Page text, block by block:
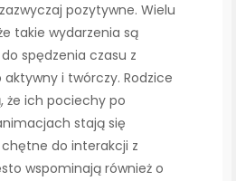
pozytywne. Wielu
takie wydarzenia są
spędzenia czasu z
i twórczy. Rodzice
że ich pociechy po
stają się
do interakcji z
wspominają również o